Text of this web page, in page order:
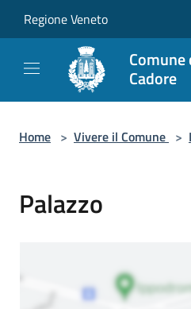
Regione Veneto
Comune
Cadore
Home > Vivere il Comune >
Palazzo